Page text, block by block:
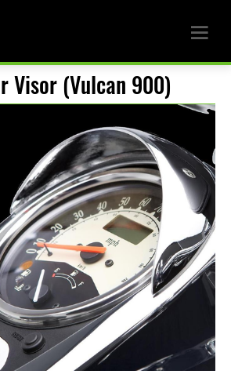
Visor (Vulcan 900)